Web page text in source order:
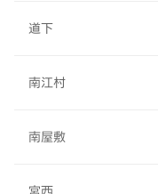
道下
南江村
南屋敷